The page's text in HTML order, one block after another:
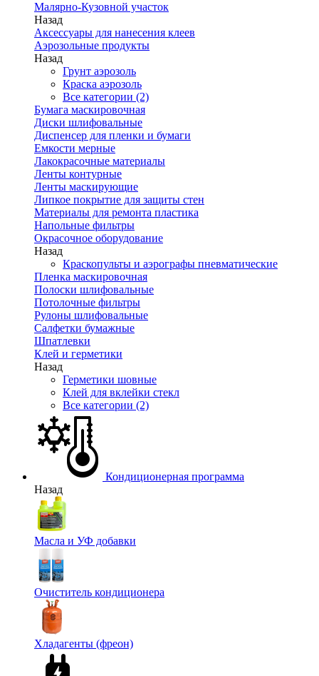
Малярно-Кузовной участок
Назад
Аксессуары для нанесения клеев
Аэрозольные продукты
Назад
Грунт аэрозоль
Краска аэрозоль
Все категории (2)
Бумага маскировочная
Диски шлифовальные
Диспенсер для пленки и бумаги
Емкости мерные
Лакокрасочные материалы
Ленты контурные
Ленты маскирующие
Липкое покрытие для защиты стен
Материалы для ремонта пластика
Напольные фильтры
Окрасочное оборудование
Назад
Краскопульты и аэрографы пневматические
Пленка маскировочная
Полоски шлифовальные
Потолочные фильтры
Рулоны шлифовальные
Салфетки бумажные
Шпатлевки
Клей и герметики
Назад
Герметики шовные
Клей для вклейки стекл
Все категории (2)
Кондиционерная программа
Назад
Масла и УФ добавки
Очиститель кондиционера
Хладагенты (фреон)